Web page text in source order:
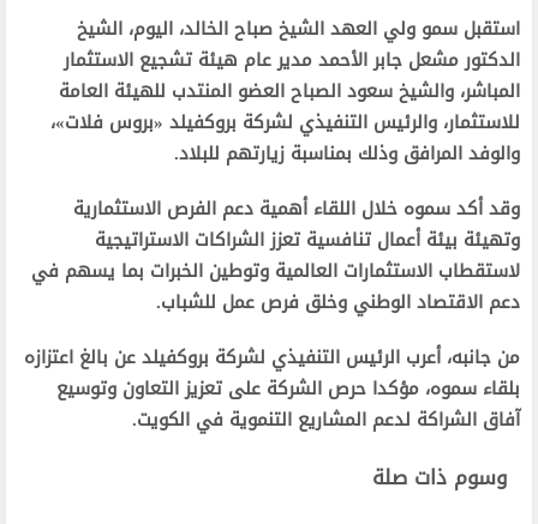
استقبل سمو ولي العهد الشيخ صباح الخالد، اليوم، الشيخ
الدكتور مشعل جابر الأحمد مدير عام هيئة تشجيع الاستثمار
المباشر، والشيخ سعود الصباح العضو المنتدب للهيئة العامة
للاستثمار، والرئيس التنفيذي لشركة بروكفيلد «بروس فلات»،
والوفد المرافق وذلك بمناسبة زيارتهم للبلاد.
وقد أكد سموه خلال اللقاء أهمية دعم الفرص الاستثمارية
وتهيئة بيئة أعمال تنافسية تعزز الشراكات الاستراتيجية
لاستقطاب الاستثمارات العالمية وتوطين الخبرات بما يسهم في
دعم الاقتصاد الوطني وخلق فرص عمل للشباب.
من جانبه، أعرب الرئيس التنفيذي لشركة بروكفيلد عن بالغ اعتزازه
بلقاء سموه، مؤكدا حرص الشركة على تعزيز التعاون وتوسيع
آفاق الشراكة لدعم المشاريع التنموية في الكويت.
وسوم ذات صلة